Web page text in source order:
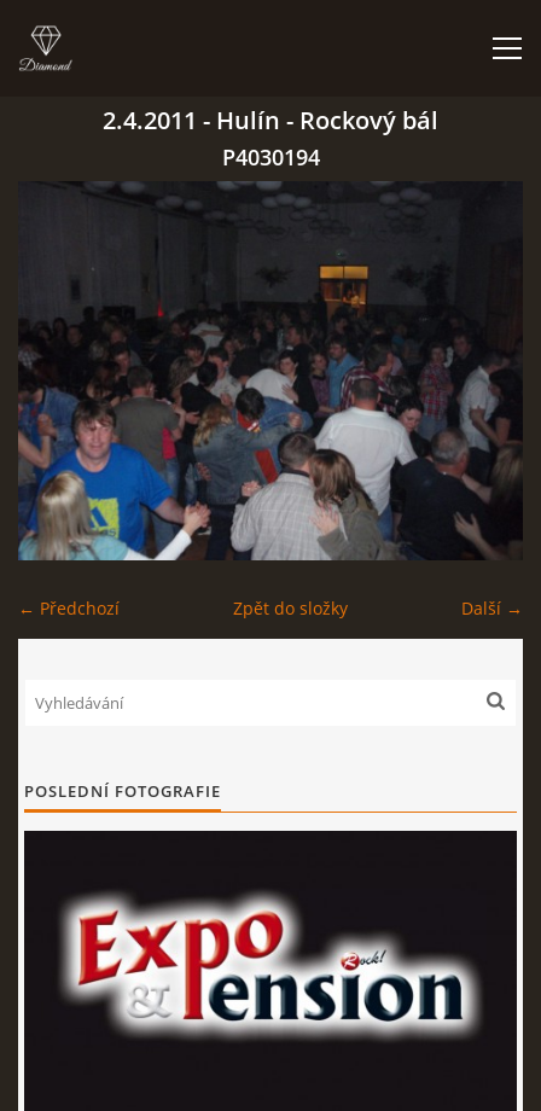
CO HRAJEM | NEHRAJEM
NĚCO Z PRAVĚKU
DISKOGRAFIE
721 468 286
© 2026 eStránky.cz |WebSlice Tisk|Aktualizováno: 3. 8. 2026
Nahoru ↑
2.4.2011 - Hulín - Rockový bál
P4030194
← Předchozí Další →
Zpět do složky
POSLEDNÍ FOTOGRAFIE